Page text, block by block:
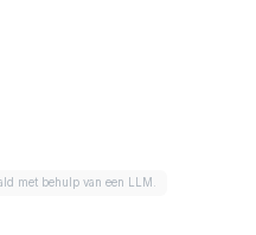
met behulp van een LLM.